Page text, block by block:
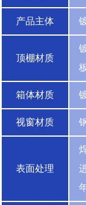
产品主体
顶棚材质
箱体材质
视窗材质
表面处理